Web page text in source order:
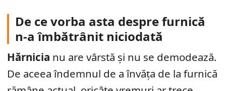
De ce vorba asta despre furnică
n-a îmbătrânit niciodată
Hărnicia nu are vârstă și nu se demodează.
De aceea îndemnul de a învăța de la furnică